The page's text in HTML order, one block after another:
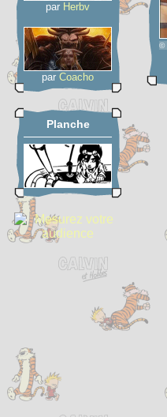
par Herbv
par Coacho
Planche
©